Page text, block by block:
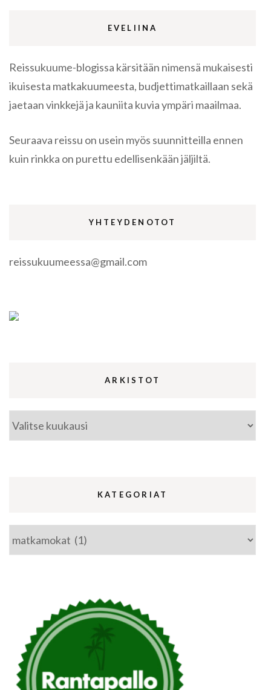
EVELIINA
Reissukuume-blogissa kärsitään nimensä mukaisesti
ikuisesta matkakuumeesta, budjettimatkaillaan sekä
jaetaan vinkkejä ja kauniita kuvia ympäri maailmaa.
Seuraava reissu on usein myös suunnitteilla ennen
kuin rinkka on purettu edellisenkään jäljiltä.
YHTEYDENOTOT
reissukuumeessa@gmail.com
ARKISTOT
Arkistot
KATEGORIAT
Kategoriat